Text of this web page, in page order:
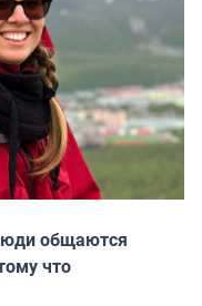
общаются
что